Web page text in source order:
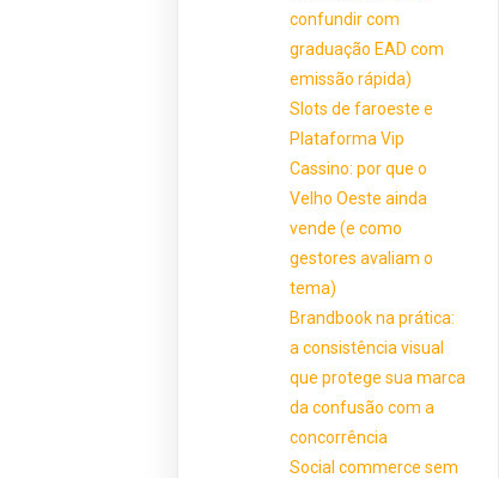
confundir com
graduação EAD com
emissão rápida)
Slots de faroeste e
Plataforma Vip
Cassino: por que o
Velho Oeste ainda
vende (e como
gestores avaliam o
tema)
Brandbook na prática:
a consistência visual
que protege sua marca
da confusão com a
concorrência
Social commerce sem